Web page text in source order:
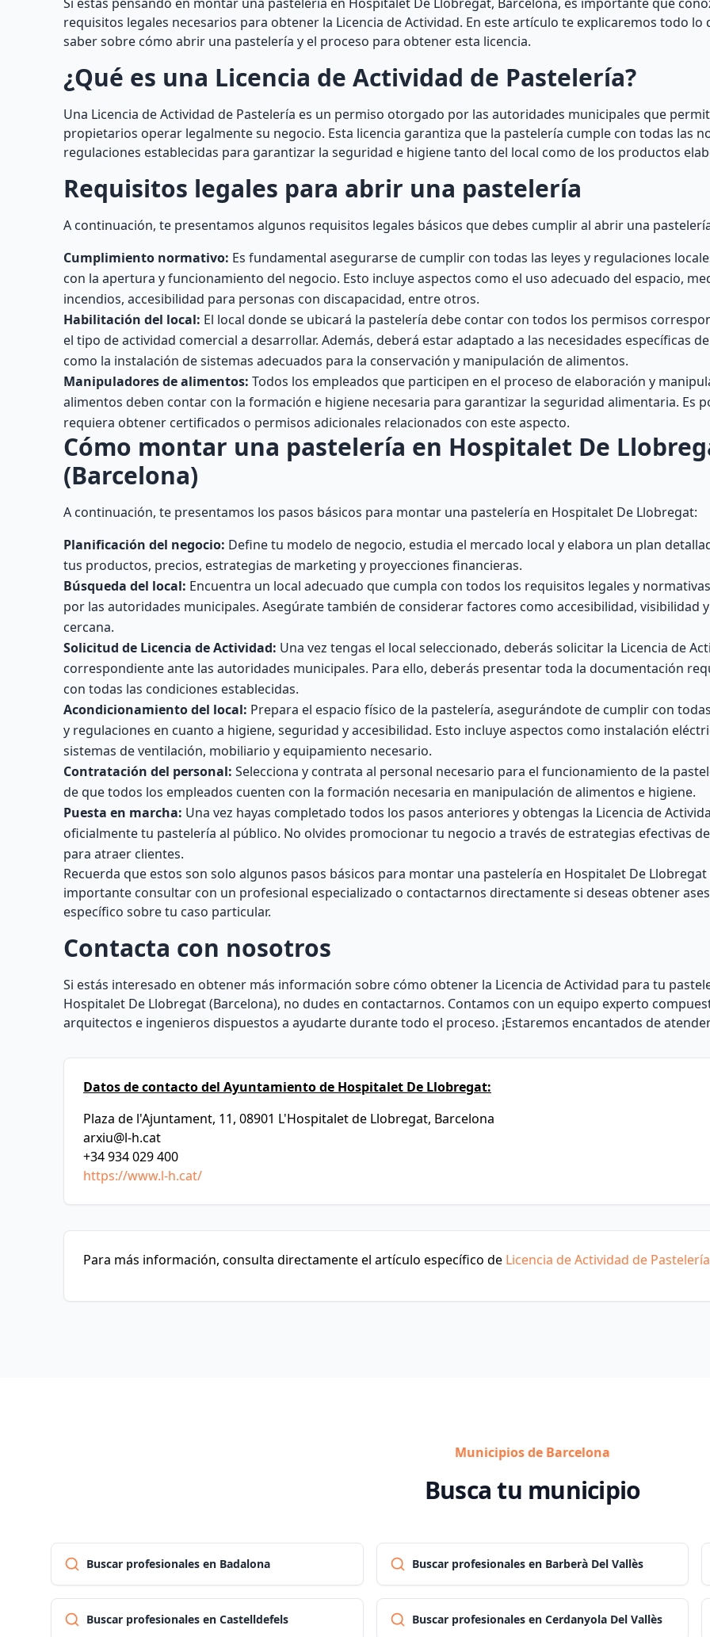
requisitos legales necesarios para obtener la Licencia de Actividad. En este artículo te explicaremos todo lo
saber sobre cómo abrir una pastelería y el proceso para obtener esta licencia.
¿Qué es una Licencia de Actividad de Pastelería?
Una Licencia de Actividad de Pastelería es un permiso otorgado por las autoridades municipales que
propietarios operar legalmente su negocio. Esta licencia garantiza que la pastelería cumple con todas las
regulaciones establecidas para garantizar la seguridad e higiene tanto del local como de los productos
Requisitos legales para abrir una pastelería
A continuación, te presentamos algunos requisitos legales básicos que debes cumplir al abrir una
Cumplimiento normativo: Es fundamental asegurarse de cumplir con todas las leyes y regulaciones
con la apertura y funcionamiento del negocio. Esto incluye aspectos como el uso adecuado del espacio,
incendios, accesibilidad para personas con discapacidad, entre otros.
Habilitación del local: El local donde se ubicará la pastelería debe contar con todos los permisos
el tipo de actividad comercial a desarrollar. Además, deberá estar adaptado a las necesidades específicas
como la instalación de sistemas adecuados para la conservación y manipulación de alimentos.
Manipuladores de alimentos: Todos los empleados que participen en el proceso de elaboración y
alimentos deben contar con la formación e higiene necesaria para garantizar la seguridad alimentaria. Es
requiera obtener certificados o permisos adicionales relacionados con este aspecto.
Cómo montar una pastelería en Hospitalet De
(Barcelona)
A continuación, te presentamos los pasos básicos para montar una pastelería en Hospitalet De Llobregat:
Planificación del negocio: Define tu modelo de negocio, estudia el mercado local y elabora un plan
tus productos, precios, estrategias de marketing y proyecciones financieras.
Búsqueda del local: Encuentra un local adecuado que cumpla con todos los requisitos legales y
por las autoridades municipales. Asegúrate también de considerar factores como accesibilidad, visibilidad
cercana.
Solicitud de Licencia de Actividad: Una vez tengas el local seleccionado, deberás solicitar la Licencia de
correspondiente ante las autoridades municipales. Para ello, deberás presentar toda la documentación
con todas las condiciones establecidas.
Acondicionamiento del local: Prepara el espacio físico de la pastelería, asegurándote de cumplir con
y regulaciones en cuanto a higiene, seguridad y accesibilidad. Esto incluye aspectos como instalación
sistemas de ventilación, mobiliario y equipamiento necesario.
Contratación del personal: Selecciona y contrata al personal necesario para el funcionamiento de la
de que todos los empleados cuenten con la formación necesaria en manipulación de alimentos e higiene.
Puesta en marcha: Una vez hayas completado todos los pasos anteriores y obtengas la Licencia de
oficialmente tu pastelería al público. No olvides promocionar tu negocio a través de estrategias efectivas
para atraer clientes.
Recuerda que estos son solo algunos pasos básicos para montar una pastelería en Hospitalet De Llobregat
importante consultar con un profesional especializado o contactarnos directamente si deseas obtener
específico sobre tu caso particular.
Contacta con nosotros
Si estás interesado en obtener más información sobre cómo obtener la Licencia de Actividad para tu
Hospitalet De Llobregat (Barcelona), no dudes en contactarnos. Contamos con un equipo experto
arquitectos e ingenieros dispuestos a ayudarte durante todo el proceso. ¡Estaremos encantados de
Datos de contacto del Ayuntamiento de Hospitalet De Llobregat:
Plaza de l'Ajuntament, 11, 08901 L'Hospitalet de Llobregat, Barcelona
arxiu@l-h.cat
+34 934 029 400
https://www.l-h.cat/
Para más información, consulta directamente el artículo específico de Licencia de Actividad de Pastelería
Municipios de Barcelona
Busca tu municipio
Buscar profesionales en Badalona Buscar profesionales en Barberà Del Vallès
Buscar profesionales en Castelldefels Buscar profesionales en Cerdanyola Del Vallès